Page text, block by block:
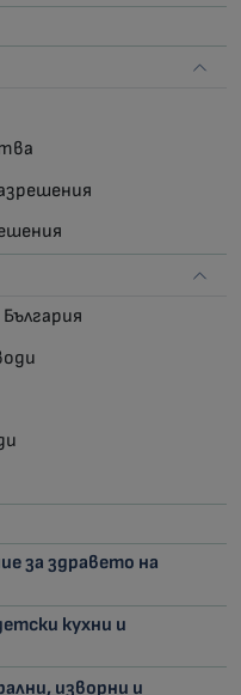
за здравето на
кухни и
изворни и